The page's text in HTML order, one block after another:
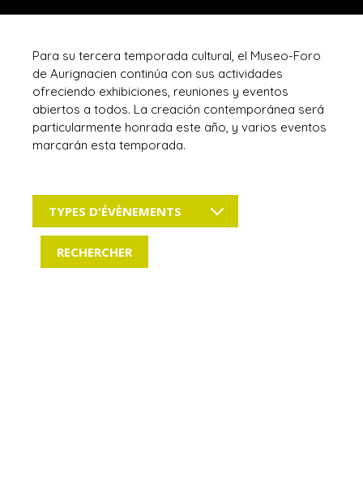
Para su tercera temporada cultural, el Museo-Foro
de Aurignacien continúa con sus actividades
ofreciendo exhibiciones, reuniones y eventos
abiertos a todos. La creación contemporánea será
particularmente honrada este año, y varios eventos
marcarán esta temporada.
TYPES D'ÉVÈNEMENTS